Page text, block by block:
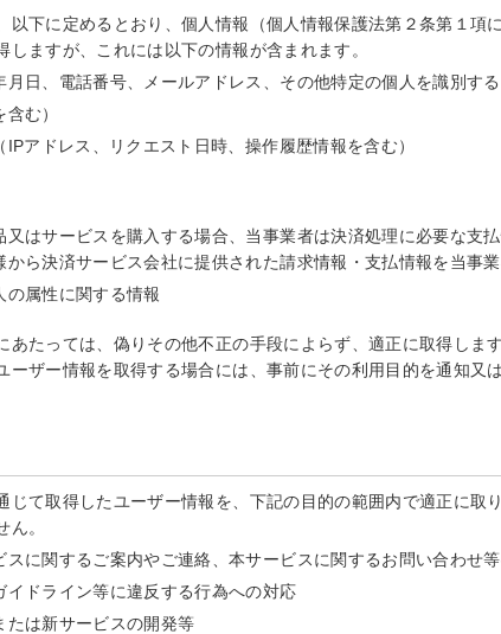
以下に定めるとおり、個人情報（個人情報保護法第２条第１項
しますが、これには以下の情報が含まれます。
月日、電話番号、メールアドレス、その他特定の個人を識別す
む）
アドレス、リクエスト日時、操作履歴情報を含む）
又はサービスを購入する場合、当事業者は決済処理に必要な支
から決済サービス会社に提供された請求情報・支払情報を当事
の属性に関する情報
あたっては、偽りその他不正の手段によらず、適正に取得しま
ザー情報を取得する場合には、事前にその利用目的を通知又
じて取得したユーザー情報を、下記の目的の範囲内で適正に取
。
に関するご案内やご連絡、本サービスに関するお問い合わせ
ドライン等に違反する行為への対応
たは新サービスの開発等